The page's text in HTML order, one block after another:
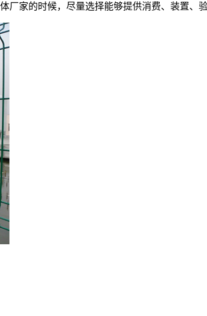
厂家的时候，尽量选择能够提供消费、装置、